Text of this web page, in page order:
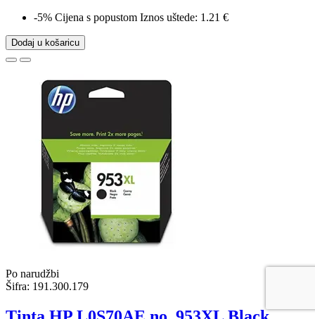
-5% Cijena s popustom Iznos uštede: 1.21 €
Dodaj u košaricu
Po narudžbi
Šifra: 191.300.179